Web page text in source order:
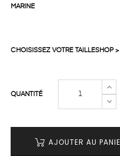
MARINE
CHOISISSEZ VOTRE TAILLESHOP
QUANTITÉ
AJOUTER AU